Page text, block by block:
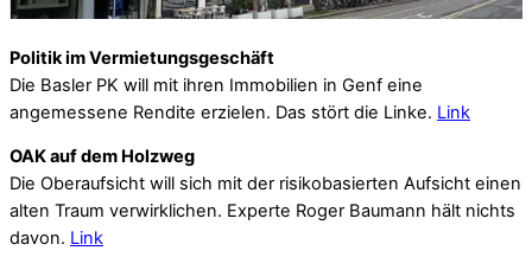
Politik im Vermietungsgeschäft
Die Basler PK will mit ihren Immobilien in Genf eine
angemessene Rendite erzielen. Das stört die Linke. Link
OAK auf dem Holzweg
Die Oberaufsicht will sich mit der risikobasierten Aufsicht einen
alten Traum verwirklichen. Experte Roger Baumann hält nichts
davon. Link